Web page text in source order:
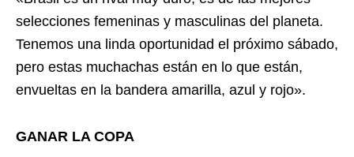
selecciones femeninas y masculinas del planeta.
Tenemos una linda oportunidad el próximo sábado,
pero estas muchachas están en lo que están,
envueltas en la bandera amarilla, azul y rojo».
GANAR LA COPA